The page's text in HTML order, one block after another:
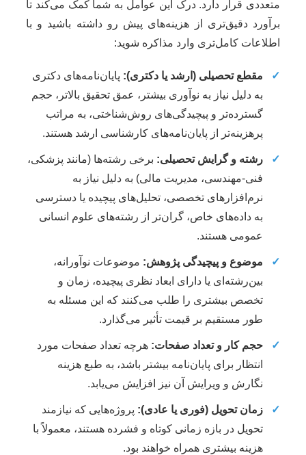
متعددی قرار دارد. درک این عوامل به شما کمک می‌کند تا
برآورد دقیق‌تری از هزینه‌های پیش رو داشته باشید و با
اطلاعات کامل‌تری وارد مذاکره شوید:
✓ مقطع تحصیلی (ارشد یا دکتری): پایان‌نامه‌های دکتری
به دلیل نیاز به نوآوری بیشتر، عمق تحقیق بالاتر، حجم
گسترده‌تر و پیچیدگی‌های روش‌شناختی، به مراتب
پرهزینه‌تر از پایان‌نامه‌های کارشناسی ارشد هستند.
✓ رشته و گرایش تحصیلی: برخی رشته‌ها (مانند پزشکی،
فنی-مهندسی، مدیریت مالی) به دلیل نیاز به
نرم‌افزارهای تخصصی، تحلیل‌های پیچیده یا دسترسی
به داده‌های خاص، گران‌تر از رشته‌های علوم انسانی
عمومی هستند.
✓ موضوع و پیچیدگی پژوهش: موضوعات نوآورانه،
بین‌رشته‌ای یا دارای ابعاد نظری پیچیده، زمان و
تخصص بیشتری را طلب می‌کنند که این مسئله به
طور مستقیم بر قیمت تأثیر می‌گذارد.
✓ حجم کار و تعداد صفحات: هرچه تعداد صفحات مورد
انتظار برای پایان‌نامه بیشتر باشد، به طبع هزینه
نگارش و ویرایش آن نیز افزایش می‌یابد.
✓ زمان تحویل (فوری یا عادی): پروژه‌هایی که نیازمند
تحویل در بازه زمانی کوتاه و فشرده هستند، معمولاً با
هزینه بیشتری همراه خواهند بود.